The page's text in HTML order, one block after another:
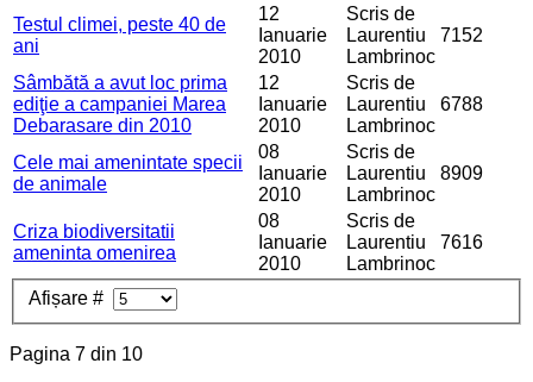
Testul climei, peste 40 de
ani
12
Ianuarie
2010
Scris de
Laurentiu
Lambrinoc
7152
Sâmbătă a avut loc prima
ediţie a campaniei Marea
Debarasare din 2010
12
Ianuarie
2010
Scris de
Laurentiu
Lambrinoc
6788
Cele mai amenintate specii
de animale
08
Ianuarie
2010
Scris de
Laurentiu
Lambrinoc
8909
Criza biodiversitatii
ameninta omenirea
08
Ianuarie
2010
Scris de
Laurentiu
Lambrinoc
7616
Afișare #
Pagina 7 din 10